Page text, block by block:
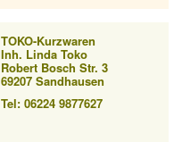
TOKO-Kurzwaren
Inh. Linda Toko
Robert Bosch Str. 3
69207 Sandhausen
Tel: 06224 9877627